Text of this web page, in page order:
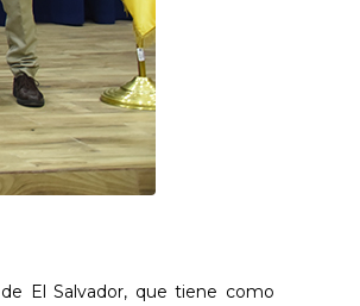
El Salvador, que tiene como